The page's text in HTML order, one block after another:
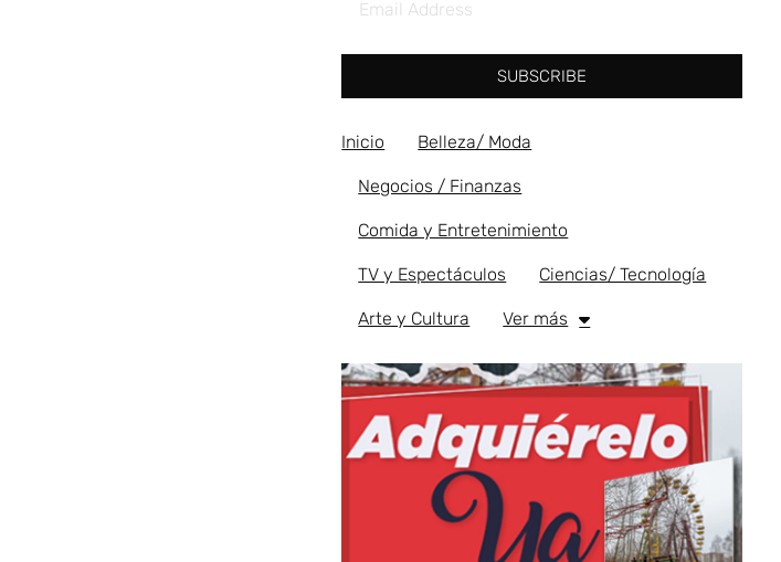
SUBSCRIBE
Inicio Belleza/ Moda
Negocios / Finanzas
Comida y Entretenimiento
TV y Espectáculos Ciencias/ Tecnología
Arte y Cultura Ver más